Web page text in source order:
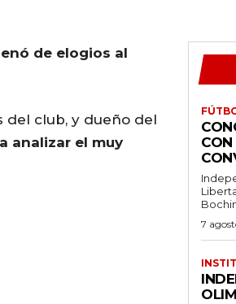
de elogios al
del club, y dueño del
analizar el muy
7